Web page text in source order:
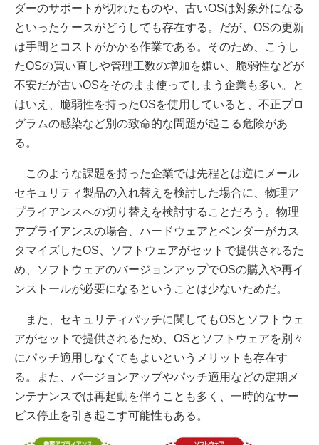
ダーのサポートが切れたものや、古いOSは対象外になる
といったケースがどうしても存在する。だが、OSの更新
は手間とコストがかかる作業である。そのため、こうし
たOSの買い直しや管理工数の増加を嫌い、脆弱性などが
不安だが古いOSをそのまま使ってしまう企業も多い。と
はいえ、脆弱性を持ったOSを使用していると、不正プロ
グラムの感染など別の致命的な問題が起こる危険があ
る。
このような課題を持った企業では先程とは逆にメール
セキュリティ製品の入れ替えを検討した場合に、物理ア
プライアンスへの切り替えを検討することだろう。物理
アプライアンスの場合、ハードウェアとベンダーがカス
タマイズしたOS、ソフトウェアがセットで提供されるた
め、ソフトウェアのバージョンアップでOSの購入や再イ
ンストールが必要になるということは少ないためだ。
また、セキュリティパッチに関してもOSとソフトウェ
アがセットで提供されるため、OSとソフトウェアを別々
にパッチ適用しなくてもよいというメリットも存在す
る。また、バージョンアップやパッチ適用などの定期メ
ンテナンスでは再起動を伴うことも多く、一時的なサー
ビス停止を引き起こす可能性もある。